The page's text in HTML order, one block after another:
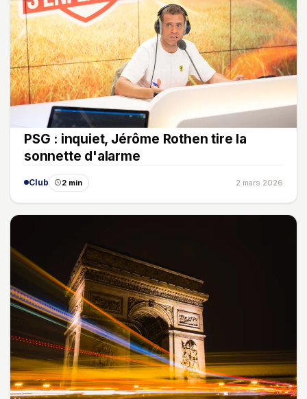
PSG : inquiet, Jérôme Rothen tire la
sonnette d'alarme
Club 2 min 2 mars 2026